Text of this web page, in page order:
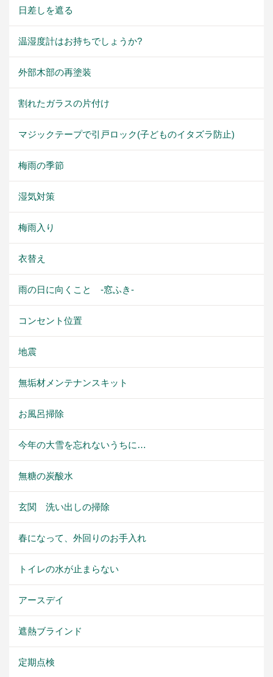
日差しを遮る
温湿度計はお持ちでしょうか?
外部木部の再塗装
割れたガラスの片付け
マジックテープで引戸ロック(子どものイタズラ防止)
梅雨の季節
湿気対策
梅雨入り
衣替え
雨の日に向くこと -窓ふき-
コンセント位置
地震
無垢材メンテナンスキット
お風呂掃除
今年の大雪を忘れないうちに…
無糖の炭酸水
玄関 洗い出しの掃除
春になって、外回りのお手入れ
トイレの水が止まらない
アースデイ
遮熱ブラインド
定期点検